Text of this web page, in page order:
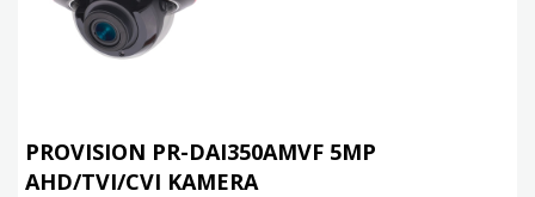
PROVISION PR-DAI350AMVF 5MP
AHD/TVI/CVI KAMERA